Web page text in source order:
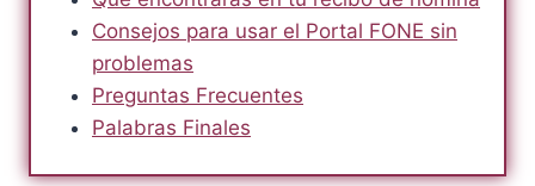
Consejos para usar el Portal FONE sin
problemas
Preguntas Frecuentes
Palabras Finales